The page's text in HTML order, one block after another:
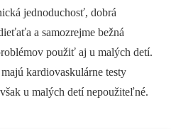
jednoduchosť, dobrá
a samozrejme bežná
použiť aj u malých detí.
kardiovaskulárne testy
u malých detí nepoužiteľné.